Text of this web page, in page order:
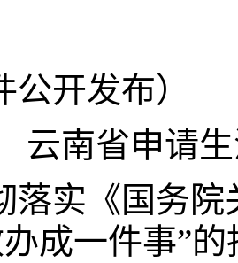
公开发布）
云南省申请
落实《国务
成一件事”